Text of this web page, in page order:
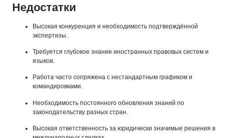
Недостатки
Высокая конкуренция и необходимость подтверждённой
экспертизы.
Требуется глубокое знание иностранных правовых систем и
языков.
Работа часто сопряжена с нестандартным графиком и
командировками.
Необходимость постоянного обновления знаний по
законодательству разных стран.
Высокая ответственность за юридически значимые решения в